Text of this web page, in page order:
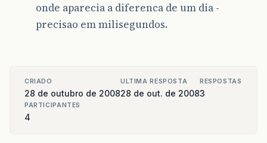
onde aparecia a diferenca de um dia -
precisao em milisegundos.
CRIADO
28 de outubro de 2008
ULTIMA RESPOSTA
28 de out. de 2008
RESPOSTAS
3
PARTICIPANTES
4